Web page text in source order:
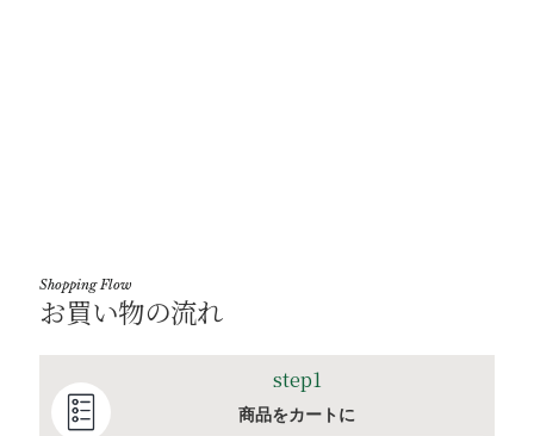
Shopping Flow
お買い物の流れ
step1
商品をカートに